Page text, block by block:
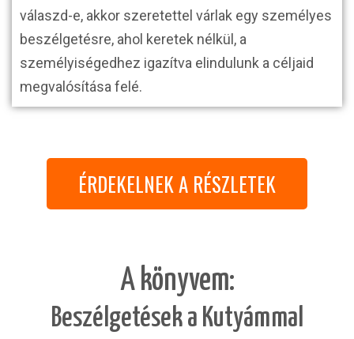
válaszd-e, akkor szeretettel várlak egy személyes
beszélgetésre, ahol keretek nélkül, a
személyiségedhez igazítva elindulunk a céljaid
megvalósítása felé.
ÉRDEKELNEK A RÉSZLETEK
A könyvem:
Beszélgetések a Kutyámmal